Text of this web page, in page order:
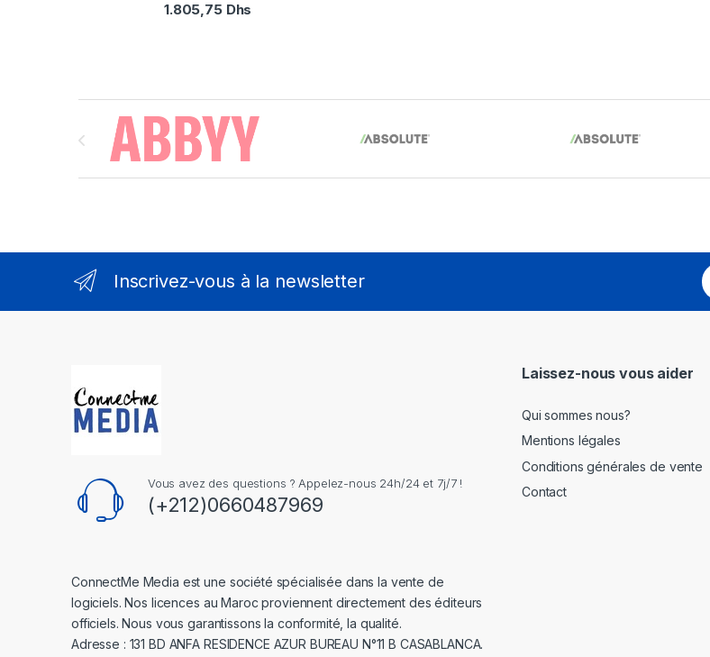
1.805,75 Dhs
Brands Carousel
Inscrivez-vous à la newsletter
E
m
Vous avez des questions ? Appelez-nous 24h/24 et 7j/7 !
(+212)0660487969
ConnectMe Media est une société spécialisée dans la vente de
logiciels. Nos licences au Maroc proviennent directement des éditeurs
officiels. Nous vous garantissons la conformité, la qualité.
Adresse : 131 BD ANFA RESIDENCE AZUR BUREAU N°11 B CASABLANCA.
Laissez-nous vous aider
Qui sommes nous?
Mentions légales
Conditions générales de vente
Contact